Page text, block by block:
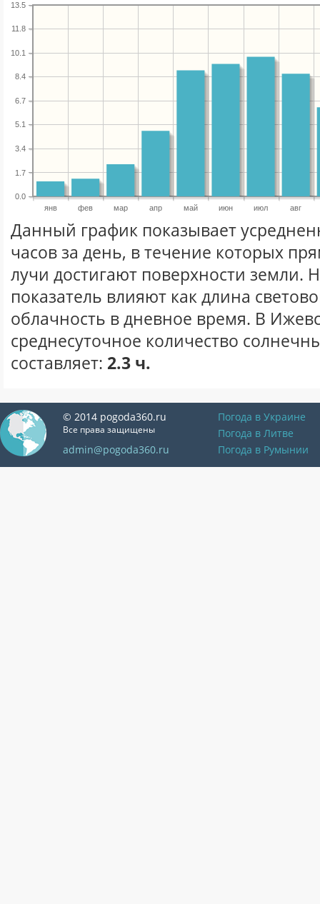
янв фев мар апр май июн июл авг
0.0
1.7
3.4
5.1
6.7
8.4
10.1
11.8
13.5
Данный график показывает
часов за день, в течение которых
лучи достигают поверхности земли.
показатель влияют как длина
облачность в дневное время. В
среднесуточное количество
составляет: 2.3 ч.
© 2014 pogoda360.ru
Все права защищены
admin@pogoda360.ru
Погода в Украине
Погода в Литве
Погода в Румынии